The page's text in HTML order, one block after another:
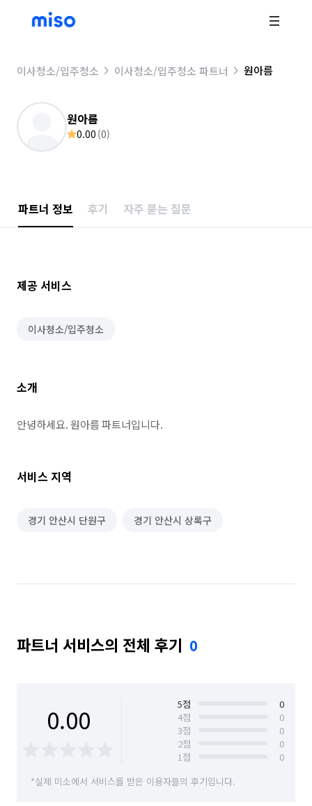
이사청소/입주청소 이사청소/입주청소 파트너 원아름
원아름
0.00 (0)
파트너 정보 후기 자주 묻는 질문
제공 서비스
이사청소/입주청소
소개
안녕하세요. 원아름 파트너입니다.
서비스 지역
경기 안산시 단원구 경기 안산시 상록구
파트너 서비스의 전체 후기 0
0.00 5점
0
4점
0
3점
0
2점
0
1점
0
*실제 미소에서 서비스를 받은 이용자들의 후기입니다.